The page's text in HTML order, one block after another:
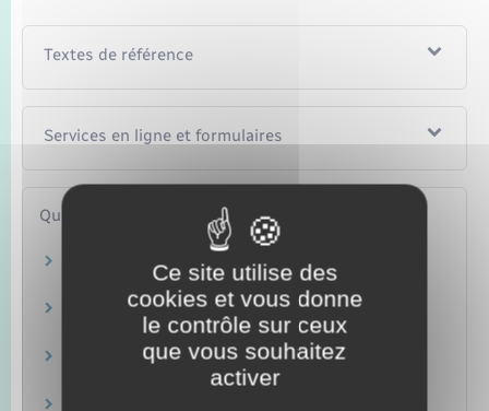
Textes de référence
Services en ligne et formulaires
Questions ? Réponses !
Quelle photo fournir pour un titre d'identité
(passeport, carte d'identité…) ?
Demande de carte de séjour : quel justificatif
de domicile ?
Traduction d'un document : comment trouver
un traducteur agréé ?
Ce site utilise des
cookies et vous donne
le contrôle sur ceux
que vous souhaitez
activer